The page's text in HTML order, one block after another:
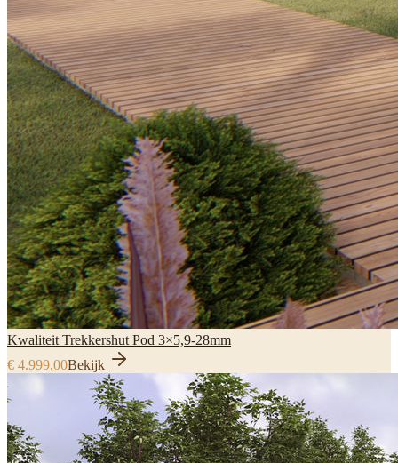
Kwaliteit Trekkershut Pod 3×5,9-28mm
€ 4.999,00Bekijk